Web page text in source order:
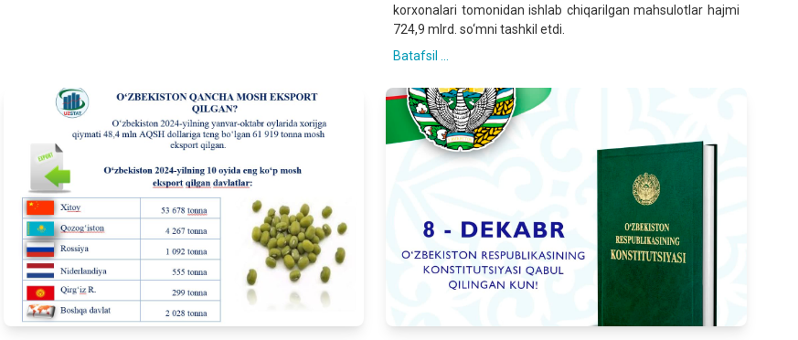
korxonalari tomonidan ishlab chiqarilgan mahsulotlar hajmi
724,9 mlrd. so‘mni tashkil etdi.
Batafsil ...